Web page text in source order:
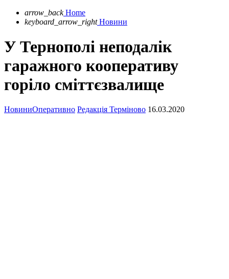
arrow_back Home
keyboard_arrow_right Новини
У Тернополі неподалік
гаражного кооперативу
горіло сміттєзвалище
НовиниОперативно Редакція Терміново 16.03.2020